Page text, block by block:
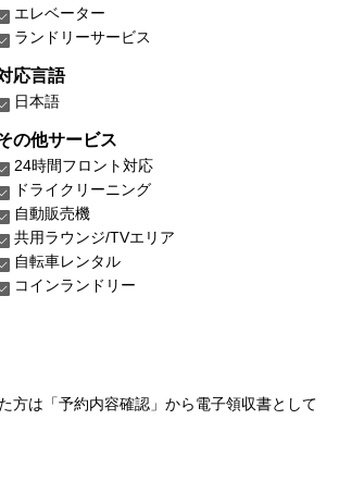
エレベーター
ランドリーサービス
応言語
日本語
の他サービス
24時間フロント対応
ドライクリーニング
自動販売機
共用ラウンジ/TVエリア
自転車レンタル
コインランドリー
方は「予約内容確認」から電子領収書として